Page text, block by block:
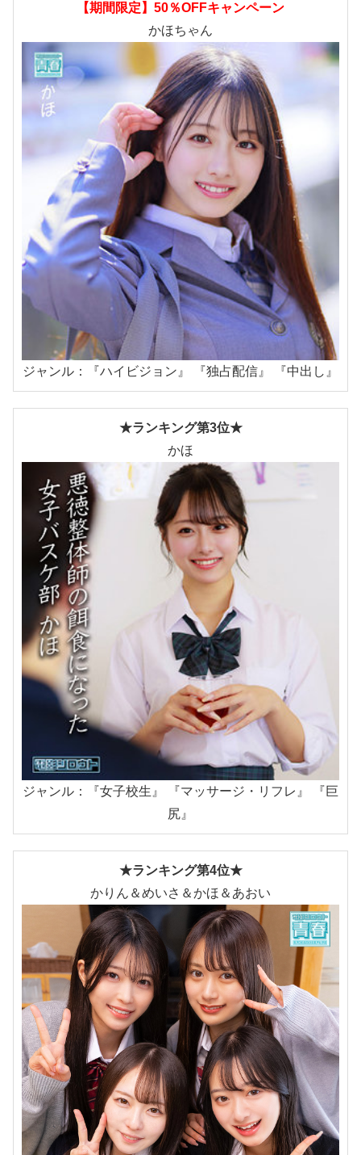
【期間限定】50％OFFキャンペーン
かほちゃん
ジャンル：『ハイビジョン』 『独占配信』 『中出し』
★ランキング第3位★
かほ
ジャンル：『女子校生』 『マッサージ・リフレ』 『巨
尻』
★ランキング第4位★
かりん＆めいさ＆かほ＆あおい